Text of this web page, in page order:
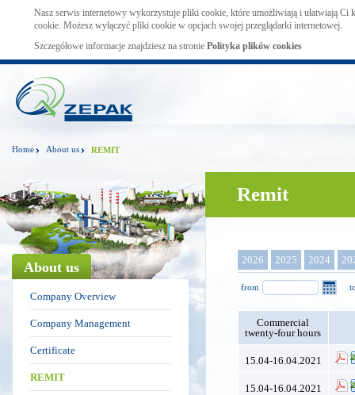
Nasz serwis internetowy wykorzystuje pliki cookie, które umożliwiają i ułatwiają Ci
cookie. Możesz wyłączyć pliki cookie w opcjach swojej przeglądarki internetowej.
Szczegółowe informacje znajdziesz na stronie Polityka plików cookies
Home About us REMIT
About us
Company Overview
Company Management
Certificate
REMIT
Remit
2026 2025 2024
from
Commercial
twenty-four hours
15.04-16.04.2021
15.04-16.04.2021